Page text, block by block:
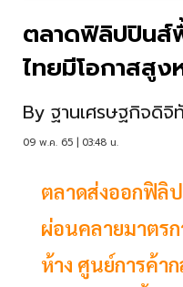
ตลาดฟิลิปปินส์
ไทยมีโอกาสสู
By ฐานเศรษฐกิจดิจิ
09 พ.ค. 65 | 03:48 น.
ตลาดส่งออกฟิลิ
ผ่อนคลายมาตร
ห้าง ศูนย์การค้า